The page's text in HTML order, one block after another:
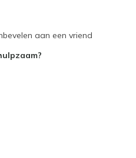
aan een vriend